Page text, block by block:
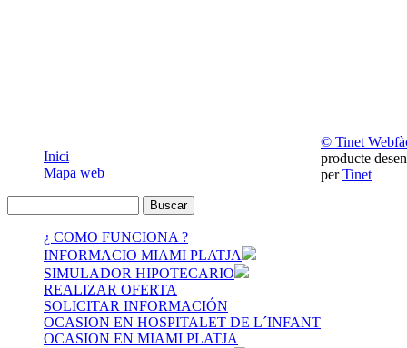
Inici
Mapa web
¿ COMO FUNCIONA ?
INFORMACIO MIAMI PLATJA
SIMULADOR HIPOTECARIO
REALIZAR OFERTA
SOLICITAR INFORMACIÓN
OCASION EN HOSPITALET DE L´INFANT
OCASION EN MIAMI PLATJA
© Tinet
producte
perTinet